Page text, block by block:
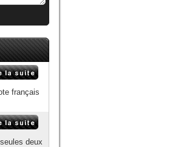
français
deux